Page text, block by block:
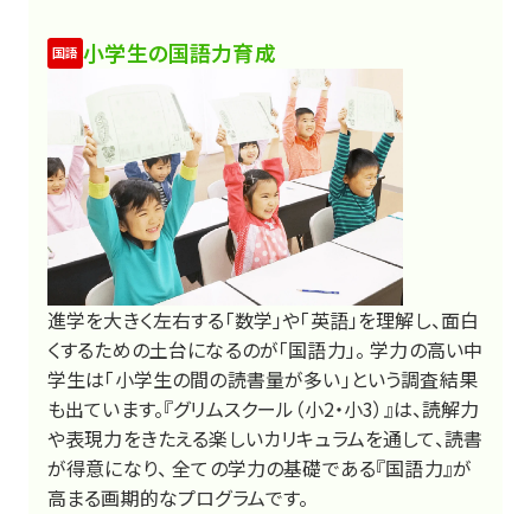
国語 小学生の国語力育成
進学を大きく左右する「数学」や「英語」を理解し、面白
くするための土台になるのが「国語力」。 学力の高い中
学生は「小学生の間の読書量が多い」という調査結果
も出ています。『グリムスクール（小2・小3）』は、読解力
や表現力をきたえる楽しいカリキュラムを通して、読書
が得意になり、 全ての学力の基礎である『国語力』が
高まる画期的なプログラムです。